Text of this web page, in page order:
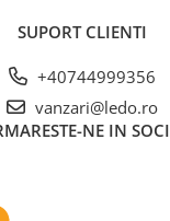
SUPORT CLIENTI
+40744999356
vanzari@ledo.ro
NE IN